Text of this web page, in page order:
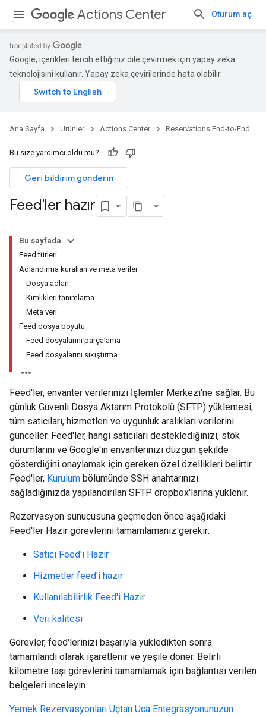
Actions Center Oturum aç
Google, içerikleri tercih ettiğiniz dile çevirmek için yapay zeka
teknolojisini kullanır. Yapay zeka çevirilerinde hata olabilir.
Ana Sayfa Ürünler Actions Center Reservations End-to-End
Bu size yardımcı oldu mu?
Geri bildirim gönderin
Feed'ler hazır
Bu sayfada
Feed türleri
Adlandırma kuralları ve meta veriler
Dosya adları
Kimlikleri tanımlama
Meta veri
Feed dosya boyutu
Feed dosyalarını parçalama
Feed dosyalarını sıkıştırma
Feed'ler, envanter verilerinizi İşlemler Merkezi'ne sağlar. Bu
günlük Güvenli Dosya Aktarım Protokolü (SFTP) yüklemesi,
tüm satıcıları, hizmetleri ve uygunluk aralıkları verilerini
günceller. Feed'ler, hangi satıcıları desteklediğinizi, stok
durumlarını ve Google'ın envanterinizi düzgün şekilde
gösterdiğini onaylamak için gereken özel özellikleri belirtir.
Feed'ler, Kurulum bölümünde SSH anahtarınızı
sağladığınızda yapılandırılan SFTP dropbox'larına yüklenir.
Rezervasyon sunucusuna geçmeden önce aşağıdaki
Feed'ler Hazır görevlerini tamamlamanız gerekir:
Satıcı Feed'i Hazır
Hizmetler feed'i hazır
Kullanılabilirlik Feed'i Hazır
Veri kalitesi
Görevler, feed'lerinizi başarıyla yükledikten sonra
tamamlandı olarak işaretlenir ve yeşile döner. Belirli
kilometre taşı görevlerini tamamlamak için bağlantısı verilen
belgeleri inceleyin.
Yemek Rezervasyonları Uçtan Uca Entegrasyonunuzun